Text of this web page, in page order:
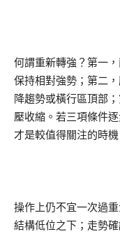
何謂重新轉強？第一
保持相對強勢；第二
降趨勢或橫行區頂部
壓收縮。若三項條件
才是較值得關注的時機
操作上仍不宜一次過
結構低位之下；走勢